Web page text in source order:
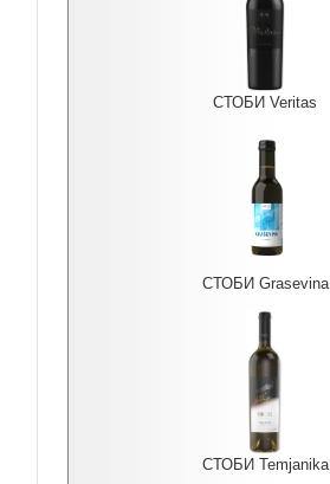
СТОБИ Veritas
СТОБИ Grasevina
СТОБИ Temjanika